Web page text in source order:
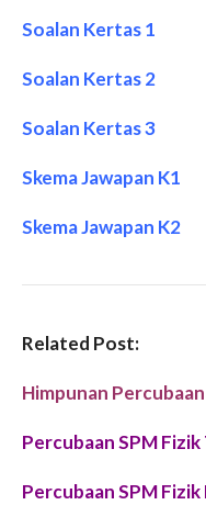
Soalan Kertas 1
Soalan Kertas 2
Soalan Kertas 3
Skema Jawapan K1
Skema Jawapan K2
Related Post:
Himpunan
Percubaan SPM
Percubaan SPM